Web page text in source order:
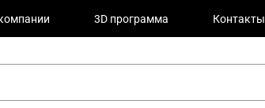
3D программа Контакты